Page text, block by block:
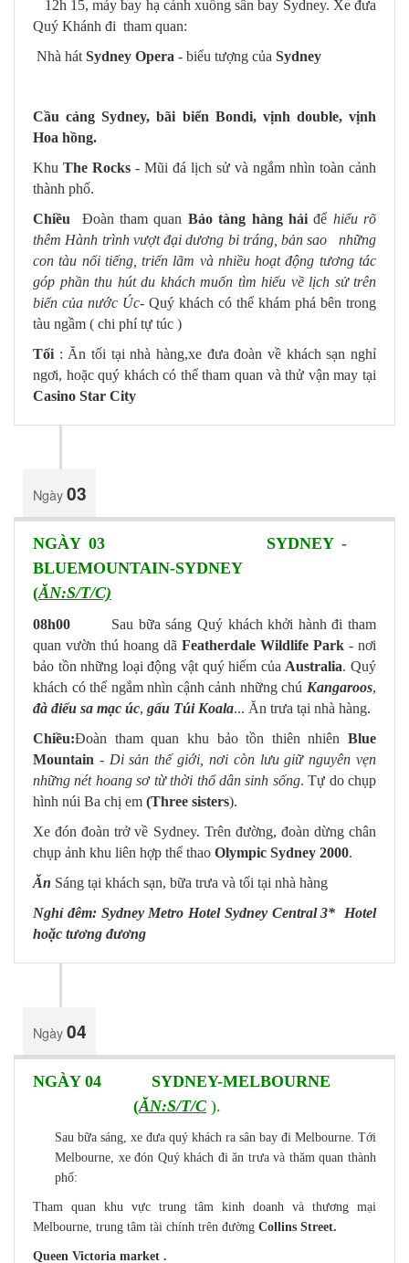
12h 15, máy bay hạ cánh xuống sân bay Sydney. Xe đưa
Quý Khánh đi tham quan:
Nhà hát Sydney Opera - biểu tượng của Sydney
Cầu cảng Sydney, bãi biển Bondi, vịnh double, vịnh
Hoa hồng.
Khu The Rocks - Mũi đá lịch sử và ngắm nhìn toàn cảnh
thành phố.
Chiều Đoàn tham quan Bảo tàng hàng hảiđể hiểu rõ
thêm Hành trình vượt đại dương bi tráng, bản sao những
con tàu nổi tiếng, triển lãm và nhiều hoạt động tương tác
góp phần thu hút du khách muốn tìm hiểu về lịch sử trên
biển của nước Úc- Quý khách có thể khám phá bên trong
tàu ngầm ( chi phí tự túc )
Tối : Ăn tối tại nhà hàng,xe đưa đoàn về khách sạn nghỉ
ngơi, hoặc quý khách có thể tham quan và thử vận may tại
Casino Star City
Ngày03
NGÀY 03 SYDNEY -
BLUEMOUNTAIN-SYDNEY
(ĂN:S/T/C)
08h00 Sau bữa sáng Quý khách khởi hành đi tham
quan vườn thú hoang dã Featherdale Wildlife Park - nơi
bảo tồn những loại động vật quý hiếm của Australia. Quý
khách có thể ngắm nhìn cậnh cảnh những chú Kangaroos,
đà điểu sa mạc úc, gấu Túi Koala... Ăn trưa tại nhà hàng.
Chiều:Đoàn tham quan khu bảo tồn thiên nhiên Blue
Mountain - Di sản thế giới, nơi còn lưu giữ nguyên vẹn
những nét hoang sơ từ thời thổ dân sinh sống. Tự do chụp
hình núi Ba chị em (Three sisters).
Xe đón đoàn trở về Sydney. Trên đường, đoàn dừng chân
chụp ảnh khu liên hợp thể thao Olympic Sydney 2000.
Ăn Sáng tại khách sạn, bữa trưa và tối tại nhà hàng
Nghỉ đêm: Sydney Metro Hotel Sydney Central 3* Hotel
hoặc tương đương
Ngày04
NGÀY 04 SYDNEY-MELBOURNE
(ĂN:S/T/C ).
Sau bữa sáng, xe đưa quý khách ra sân bay đi Melbourne. Tới
Melbourne, xe đón Quý khách đi ăn trưa và thăm quan thành
phố:
Tham quan khu vực trung tâm kinh doanh và thương mại
Melbourne, trung tâm tài chính trên đường Collins Street.
Queen Victoria market .